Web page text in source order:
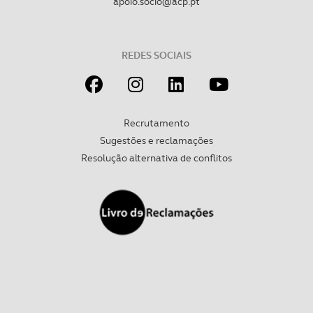
Realçamos que o bloqueio de certo tipo de Cookies e
Consulte a política de cookies do site.
REDES SOCIAIS
Recrutamento
Sugestões e reclamações
Resolução alternativa de conflitos